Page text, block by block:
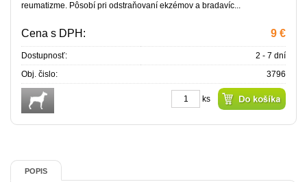
reumatizme. Pôsobí pri odstraňovaní ekzémov a bradavíc...
Cena s DPH: 9 €
Dostupnosť:
2 - 7 dní
Obj. čislo:
3796
ks
POPIS